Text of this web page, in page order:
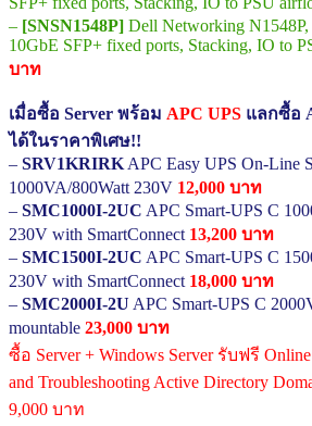
– [SNSN1548P] Dell Networking
10GbE SFP+ fixed ports, Stacking, IO to
บาท
เมื่อซื้อ Server พร้อม APC UPS แลกซื้อ
ได้ในราคาพิเศษ!!
– SRV1KRIRK APC Easy UPS On-Line
1000VA/800Watt 230V 12,000 บาท
– SMC1000I-2UC APC Smart-UPS C
230V with SmartConnect 13,200 บาท
– SMC1500I-2UC APC Smart-UPS C
230V with SmartConnect 18,000 บาท
– SMC2000I-2U APC Smart-UPS C
mountable 23,000 บาท
ซื้อ Server + Windows Server รับฟรี
and Troubleshooting Active Directory
9,000 บาท